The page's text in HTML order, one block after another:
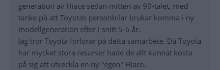
generation av Hiace sedan mitten av 90-talet, med
tanke på att Toyotas personbilar brukar komma i ny
modellgeneration efter i snitt 5-6 år.
Jag tror Toyota förlorar på detta samarbete. Då Toyota
har mycket stora resurser hade de allt kunnat kosta
på sig att utveckla en ny "egen" Hiace.